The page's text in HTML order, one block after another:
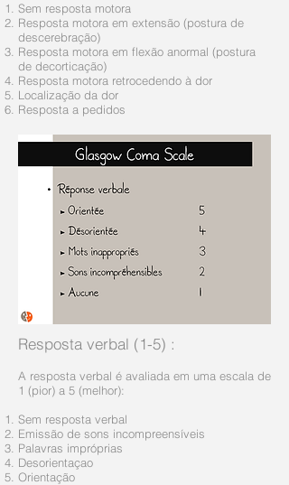
Sem resposta motora
Resposta motora em extensão (postura de
descerebração)
Resposta motora em flexão anormal (postura
de decorticação)
Resposta motora retrocedendo à dor
Localização da dor
Resposta a pedidos
Resposta verbal (1-5) :
A resposta verbal é avaliada em uma escala de
1 (pior) a 5 (melhor):
Sem resposta verbal
Emissão de sons incompreensíveis
Palavras impróprias
Desorientaçao
Orientação